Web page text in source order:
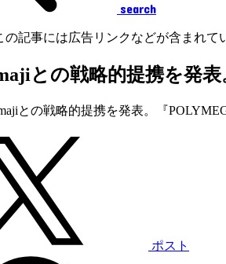
search
の記事には広告リンクなどが含まれて
との戦略的提携を発
ポスト